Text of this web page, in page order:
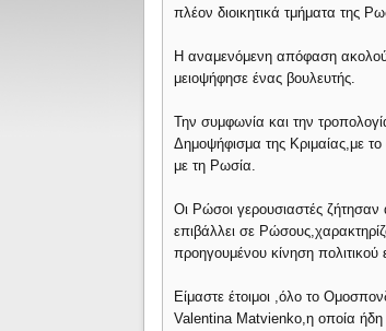
πλέον διοικητικά τμήματα της
Η αναμενόμενη απόφαση
μειοψήφησε ένας βουλευτής.
Την συμφωνία και την
Δημοψήφισμα της Κριμαίας,με
με τη Ρωσία.
Οι Ρώσοι γερουσιαστές
επιβάλλει σε
προηγουμένου κίνηση πολιτικού
Είμαστε έτοιμοι ,όλο το
Valentina Matvienko,η οποία